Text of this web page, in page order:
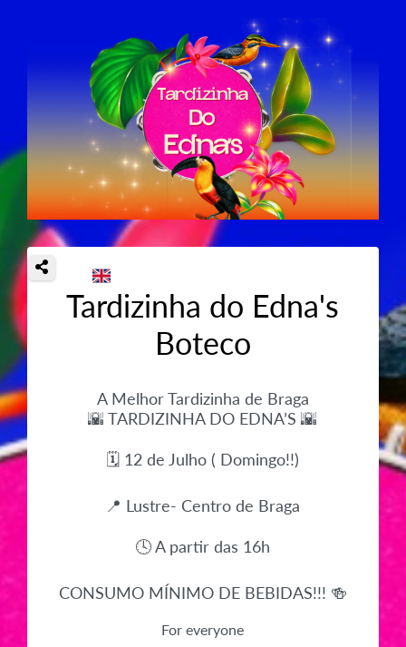
Tardizinha do Edna's
Boteco
A Melhor Tardizinha de Braga
🌇 TARDIZINHA DO EDNA’S 🌇
🗓 12 de Julho ( Domingo!!)
📍 Lustre- Centro de Braga
🕓 A partir das 16h
CONSUMO MÍNIMO DE BEBIDAS!!! 🍻
For everyone